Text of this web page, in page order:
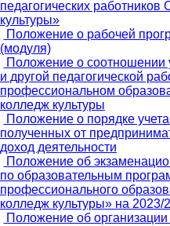
педагогических
культуры»
Положение о рабочей
(модуля)
Положение о соотношении
и другой педагогической
профессиональном
колледж культуры
Положение о порядке
полученных от
доход деятельности
Положение об
по образовательным
профессионального
колледж культуры» на 2023/
Положение об